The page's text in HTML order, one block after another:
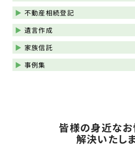
不動産相続登記
遺言作成
家族信託
事例集
皆様の身近なお
解決いたし